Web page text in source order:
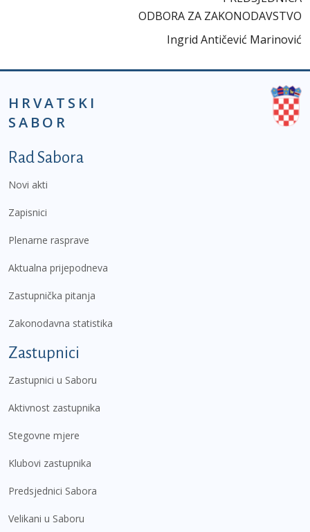
ODBORA ZA ZAKONODAVSTVO
Ingrid Antičević Marinović
HRVATSKI
SABOR
Podnožje prvi izbornik
Rad Sabora
Novi akti
Zapisnici
Plenarne rasprave
Aktualna prijepodneva
Zastupnička pitanja
Zakonodavna statistika
Zastupnici
Zastupnici u Saboru
Aktivnost zastupnika
Stegovne mjere
Klubovi zastupnika
Predsjednici Sabora
Velikani u Saboru